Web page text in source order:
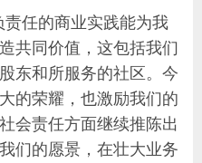
任的商业实践能为我
共同价值，这包括我们
东和所服务的社区。今
的荣耀，也激励我们的
会责任方面继续推陈出
们的愿景，在壮大业务